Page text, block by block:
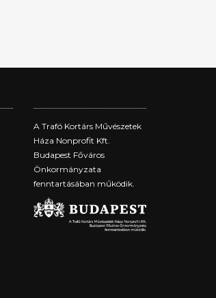
A Trafó Kortárs Művészetek
Háza Nonprofit Kft.
Budapest Főváros
Önkormányzata
fenntartásában működik.